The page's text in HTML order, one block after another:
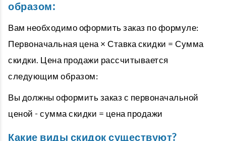
образом:
Вам необходимо оформить заказ по формуле:
Первоначальная цена × Ставка скидки = Сумма
скидки. Цена продажи рассчитывается
следующим образом:
Вы должны оформить заказ с первоначальной
ценой - сумма скидки = цена продажи
Какие виды скидок существуют?